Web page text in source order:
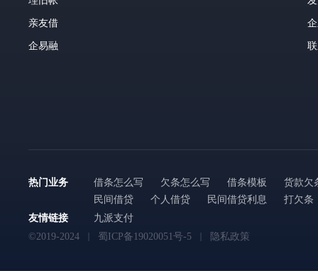
亲友借
企易融
热门业务 借条怎么写 欠条怎么写 借条模板
货款欠
民间借贷
个人借贷 民间借贷利息
打欠条
友情链接
九派支付
©2019-2024
蜀ICP备19020051号-5 隐私政策